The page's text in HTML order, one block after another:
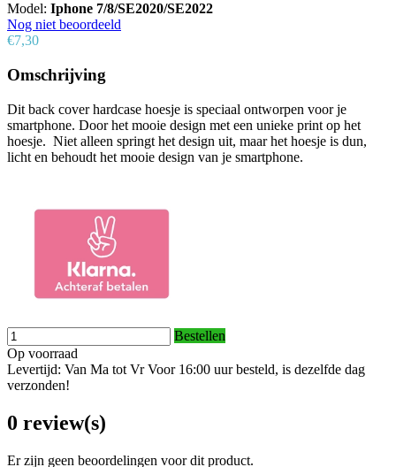
Model: Iphone 7/8/SE2020/SE2022
Nog niet beoordeeld
€7,30
Omschrijving
Dit back cover hardcase hoesje is speciaal ontworpen voor je
smartphone. Door het mooie design met een unieke print op het
hoesje. Niet alleen springt het design uit, maar het hoesje is dun,
licht en behoudt het mooie design van je smartphone.
Bestellen
Op voorraad
Levertijd: Van Ma tot Vr Voor 16:00 uur besteld, is dezelfde dag
verzonden!
0 review(s)
Er zijn geen beoordelingen voor dit product.